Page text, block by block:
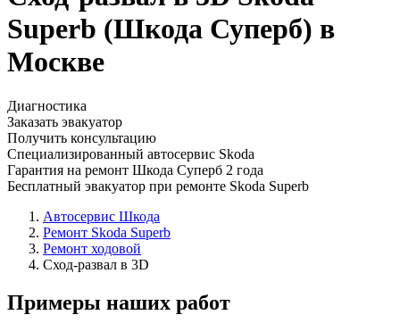
Superb (Шкода Суперб) в
Москве
Диагностика
Заказать эвакуатор
Получить консультацию
Специализированный автосервис Skoda
Гарантия на ремонт Шкода Суперб 2 года
Бесплатный эвакуатор при ремонте Skoda Superb
Автосервис Шкода
Ремонт Skoda Superb
Ремонт ходовой
Сход-развал в 3D
Примеры наших работ